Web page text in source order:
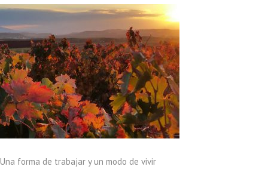
Una forma de trabajar y un modo de vivir